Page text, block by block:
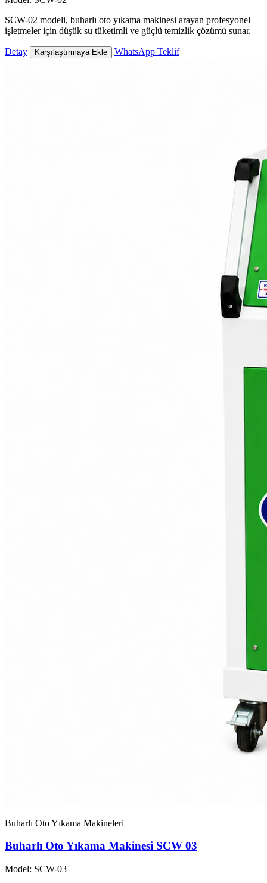
SCW-02 modeli, buharlı oto yıkama makinesi arayan profesyonel
işletmeler için düşük su tüketimli ve güçlü temizlik çözümü sunar.
Detay Karşılaştırmaya Ekle WhatsApp Teklif
Buharlı Oto Yıkama Makineleri
Buharlı Oto Yıkama Makinesi SCW 03
Model: SCW-03